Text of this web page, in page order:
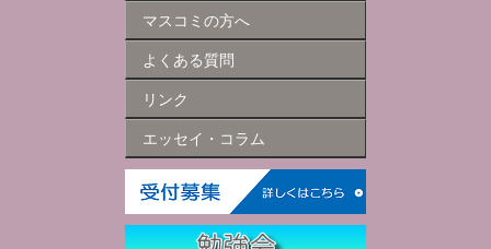
マスコミの方へ
よくある質問
リンク
エッセイ・コラム